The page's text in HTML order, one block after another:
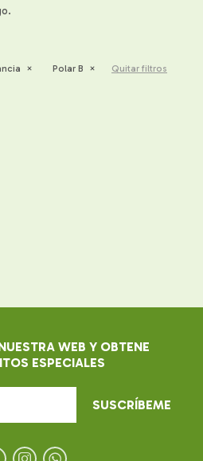
Polar B Quitar filtros
WEB Y OBTENE
ESPECIALES
SUSCRÍBEME
 